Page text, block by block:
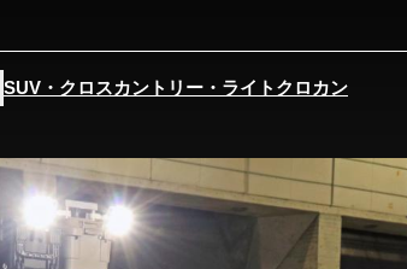
SUV・クロスカントリー・ライトクロカン